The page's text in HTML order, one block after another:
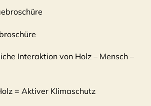
Interaktion von Holz – Mensch –
= Aktiver Klimaschutz